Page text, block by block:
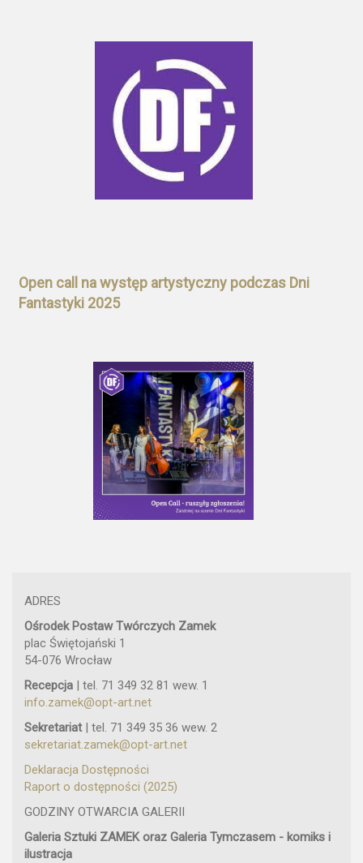
Open call na występ artystyczny podczas Dni
Fantastyki 2025
ADRES
Ośrodek Postaw Twórczych Zamek
plac Świętojański 1
54-076 Wrocław
Recepcja | tel. 71 349 32 81 wew. 1
info.zamek@opt-art.net
Sekretariat | tel. 71 349 35 36 wew. 2
sekretariat.zamek@opt-art.net
Deklaracja Dostępności
Raport o dostępności (2025)
GODZINY OTWARCIA GALERII
Galeria Sztuki ZAMEK oraz Galeria Tymczasem - komiks i
ilustracja